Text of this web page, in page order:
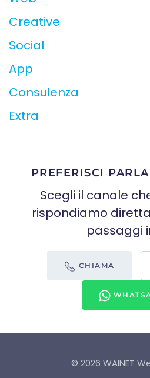
Creative
Social
App
Consulenza
Extra
PREFERISCI
Scegli il canale
rispondiamo
passaggi
CHIAMA
© 2026 WAINET